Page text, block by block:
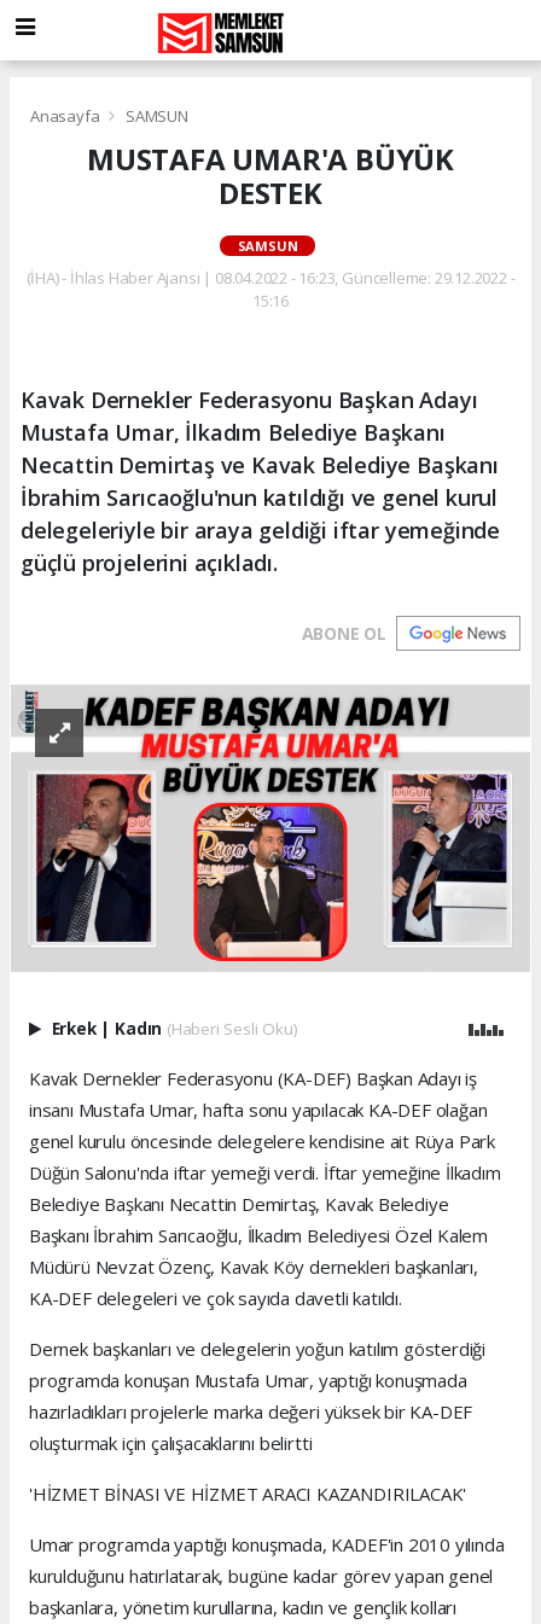
Anasayfa SAMSUN
MUSTAFA UMAR'A BÜYÜK
DESTEK
SAMSUN
(İHA) - İhlas Haber Ajansı | 08.04.2022 - 16:23, Güncelleme: 29.12.2022 -
15:16
Kavak Dernekler Federasyonu Başkan Adayı
Mustafa Umar, İlkadım Belediye Başkanı
Necattin Demirtaş ve Kavak Belediye Başkanı
İbrahim Sarıcaoğlu'nun katıldığı ve genel kurul
delegeleriyle bir araya geldiği iftar yemeğinde
güçlü projelerini açıkladı.
ABONE OL
Erkek | Kadın (Haberi Sesli Oku)
Kavak Dernekler Federasyonu (KA-DEF) Başkan Adayı iş
insanı Mustafa Umar, hafta sonu yapılacak KA-DEF olağan
genel kurulu öncesinde delegelere kendisine ait Rüya Park
Düğün Salonu'nda iftar yemeği verdi. İftar yemeğine İlkadım
Belediye Başkanı Necattin Demirtaş, Kavak Belediye
Başkanı İbrahim Sarıcaoğlu, İlkadım Belediyesi Özel Kalem
Müdürü Nevzat Özenç, Kavak Köy dernekleri başkanları,
KA-DEF delegeleri ve çok sayıda davetli katıldı.
Dernek başkanları ve delegelerin yoğun katılım gösterdiği
programda konuşan Mustafa Umar, yaptığı konuşmada
hazırladıkları projelerle marka değeri yüksek bir KA-DEF
oluşturmak için çalışacaklarını belirtti
'HİZMET BİNASI VE HİZMET ARACI KAZANDIRILACAK'
Umar programda yaptığı konuşmada, KADEF'in 2010 yılında
kurulduğunu hatırlatarak, bugüne kadar görev yapan genel
başkanlara, yönetim kurullarına, kadın ve gençlik kolları